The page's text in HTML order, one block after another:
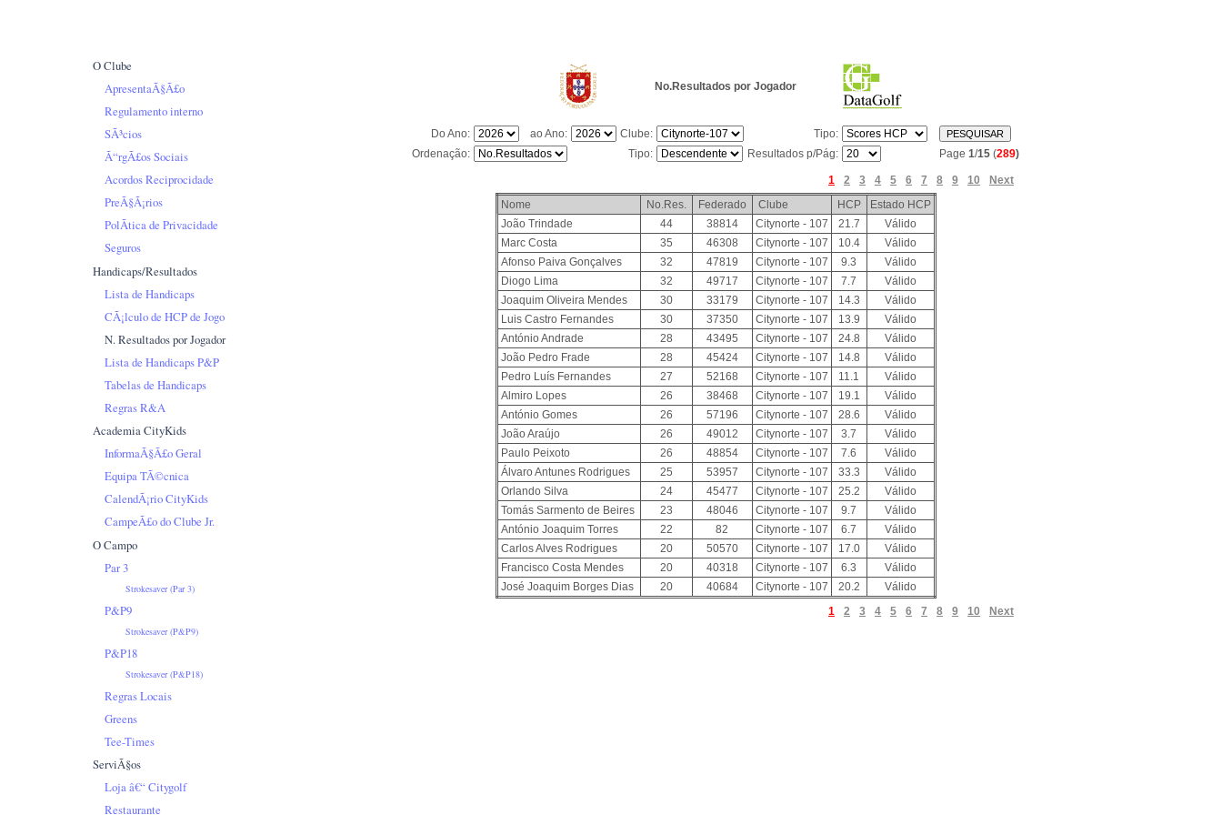
O Clube
ApresentaÃ§Ã£o
Regulamento interno
SÃ³cios
Ã“rgÃ£os Sociais
Acordos Reciprocidade
PreÃ§Ã¡rios
PolÃ­tica de Privacidade
Seguros
Handicaps/Resultados
Lista de Handicaps
CÃ¡lculo de HCP de Jogo
N. Resultados por Jogador
Lista de Handicaps P&P
Tabelas de Handicaps
Regras R&A
Academia CityKids
InformaÃ§Ã£o Geral
Equipa TÃ©cnica
CalendÃ¡rio CityKids
CampeÃ£o do Clube Jr.
O Campo
Par 3
Strokesaver (Par 3)
P&P9
Strokesaver (P&P9)
P&P18
Strokesaver (P&P18)
Regras Locais
Greens
Tee-Times
ServiÃ§os
Loja â€“ Citygolf
Restaurante